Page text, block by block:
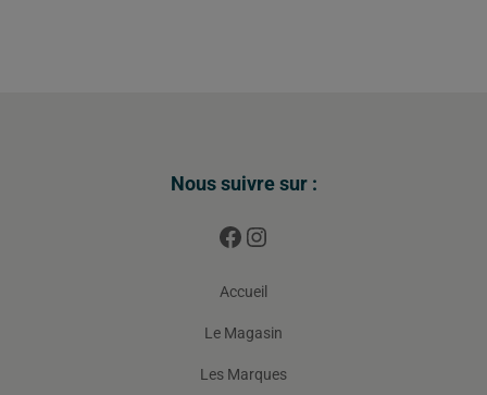
Nous suivre sur :
Accueil
Le Magasin
Les Marques